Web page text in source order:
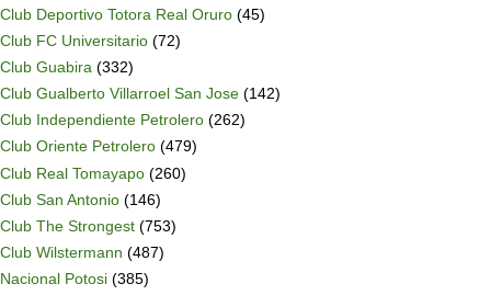
Club Deportivo Totora Real Oruro (45)
Club FC Universitario (72)
Club Guabira (332)
Club Gualberto Villarroel San Jose (142)
Club Independiente Petrolero (262)
Club Oriente Petrolero (479)
Club Real Tomayapo (260)
Club San Antonio (146)
Club The Strongest (753)
Club Wilstermann (487)
Nacional Potosi (385)